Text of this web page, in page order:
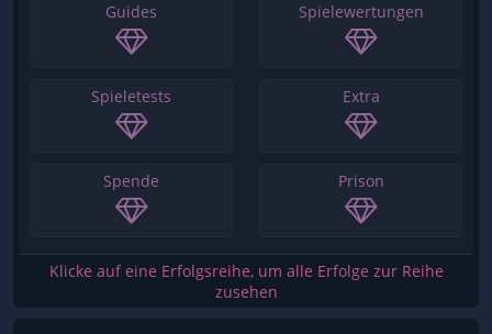
Guides Spielewertungen
Spieletests Extra
Spende Prison
Klicke auf eine Erfolgsreihe, um alle Erfolge zur Reihe
zusehen